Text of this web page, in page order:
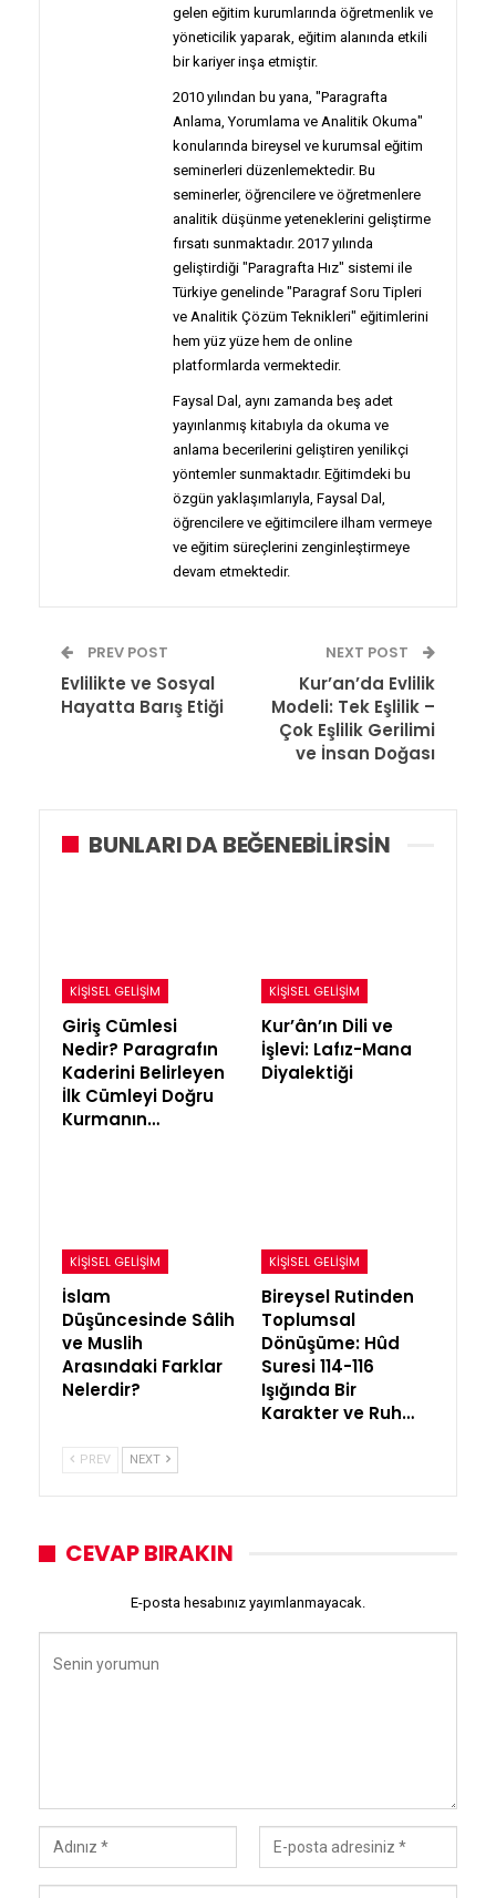
gelen eğitim kurumlarında öğretmenlik ve
yöneticilik yaparak, eğitim alanında etkili
bir kariyer inşa etmiştir.
2010 yılından bu yana, "Paragrafta
Anlama, Yorumlama ve Analitik Okuma"
konularında bireysel ve kurumsal eğitim
seminerleri düzenlemektedir. Bu
seminerler, öğrencilere ve öğretmenlere
analitik düşünme yeteneklerini geliştirme
fırsatı sunmaktadır. 2017 yılında
geliştirdiği "Paragrafta Hız" sistemi ile
Türkiye genelinde "Paragraf Soru Tipleri
ve Analitik Çözüm Teknikleri" eğitimlerini
hem yüz yüze hem de online
platformlarda vermektedir.
Faysal Dal, aynı zamanda beş adet
yayınlanmış kitabıyla da okuma ve
anlama becerilerini geliştiren yenilikçi
yöntemler sunmaktadır. Eğitimdeki bu
özgün yaklaşımlarıyla, Faysal Dal,
öğrencilere ve eğitimcilere ilham vermeye
ve eğitim süreçlerini zenginleştirmeye
devam etmektedir.
PREV POST
Evlilikte ve Sosyal
Hayatta Barış Etiği
NEXT POST
Kur’an’da Evlilik
Modeli: Tek Eşlilik –
Çok Eşlilik Gerilimi
ve İnsan Doğası
BUNLARI DA BEĞENEBILIRSIN
KIŞISEL GELIŞIM
Giriş Cümlesi
Nedir? Paragrafın
Kaderini Belirleyen
İlk Cümleyi Doğru
Kurmanın…
KIŞISEL GELIŞIM
Kur’ân’ın Dili ve
İşlevi: Lafız-Mana
Diyalektiği
KIŞISEL GELIŞIM
İslam
Düşüncesinde Sâlih
ve Muslih
Arasındaki Farklar
Nelerdir?
KIŞISEL GELIŞIM
Bireysel Rutinden
Toplumsal
Dönüşüme: Hûd
Suresi 114-116
Işığında Bir
Karakter ve Ruh…
PREV NEXT
CEVAP BIRAKIN
E-posta hesabınız yayımlanmayacak.